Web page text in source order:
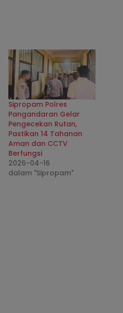
Sipropam Polres
Pangandaran Gelar
Pengecekan Rutan,
Pastikan 14 Tahanan
Aman dan CCTV
Berfungsi
2026-04-16
dalam "Sipropam"